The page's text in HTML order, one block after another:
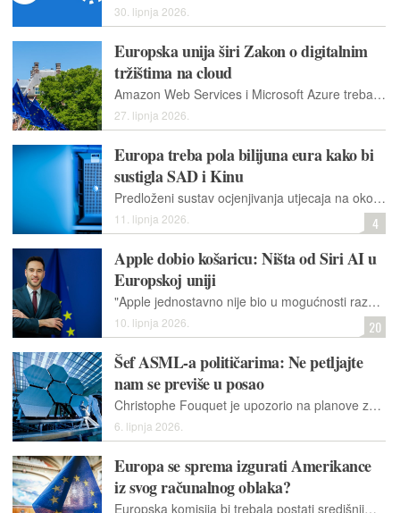
30. lipnja 2026.
Europska unija širi Zakon o digitalnim
tržištima na cloud
Amazon Web Services i Microsoft Azure trebaju potpasti pod pravila Europske unije o digitalnoj dominaciji, kaže Europska komisija.
27. lipnja 2026.
Europa treba pola bilijuna eura kako bi
sustigla SAD i Kinu
Predloženi sustav ocjenjivanja utjecaja na okoliš za podatkovne centre Europske unije mogao bi imati značajne kreditne implikacije za operatere objekata i njihove zajmodavce
11. lipnja 2026. 4
Apple dobio košaricu: Ništa od Siri AI u
Europskoj uniji
"Apple jednostavno nije bio u mogućnosti razviti interoperabilna rješenja koja zadovoljavaju osnovne standarde privatnosti i sigurnosti u Uniji", rekao je glasnogovornik Europske komisije
10. lipnja 2026. 20
Šef ASML-a političarima: Ne petljajte
nam se previše u posao
Christophe Fouquet je upozorio na planove za sudjelovanje Europske komisije u upravljanju ili praćenju strateških projekata koji ispunjavaju uvjete za državnu pomoć.
6. lipnja 2026.
Europa se sprema izgurati Amerikance
iz svog računalnog oblaka?
Europska komisija bi trebala postati središnjim tijelom za nabavu usluga podatkovnih centara, usluga računalstva u oblaku, softvera i sustava umjetne inteligencije za tijela Unije i države članice.